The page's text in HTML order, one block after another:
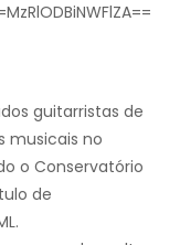
guitarristas de
musicais no
o Conservatório
de